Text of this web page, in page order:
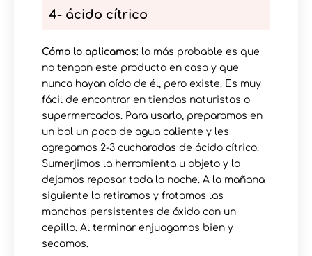
4- ácido cítrico
Cómo lo aplicamos: lo más probable es que
no tengan este producto en casa y que
nunca hayan oído de él, pero existe. Es muy
fácil de encontrar en tiendas naturistas o
supermercados. Para usarlo, preparamos en
un bol un poco de agua caliente y les
agregamos 2-3 cucharadas de ácido cítrico.
Sumerjimos la herramienta u objeto y lo
dejamos reposar toda la noche. A la mañana
siguiente lo retiramos y frotamos las
manchas persistentes de óxido con un
cepillo. Al terminar enjuagamos bien y
secamos.